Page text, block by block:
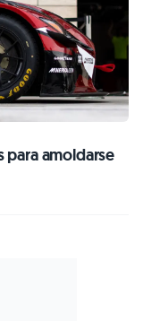
para amoldarse